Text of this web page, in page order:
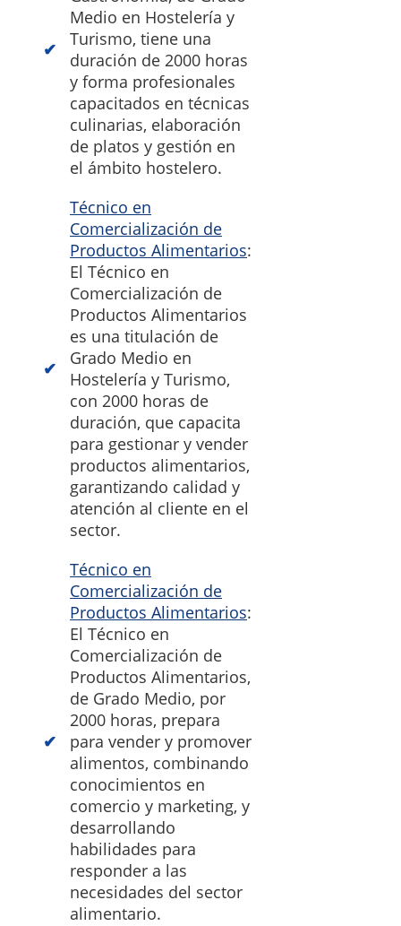
Medio en Hostelería y
Turismo, tiene una
duración de 2000 horas
y forma profesionales
capacitados en técnicas
culinarias, elaboración
de platos y gestión en
el ámbito hostelero.
Técnico en
Comercialización de
Productos Alimentarios:
El Técnico en
Comercialización de
Productos Alimentarios
es una titulación de
Grado Medio en
Hostelería y Turismo,
con 2000 horas de
duración, que capacita
para gestionar y vender
productos alimentarios,
garantizando calidad y
atención al cliente en el
sector.
Técnico en
Comercialización de
Productos Alimentarios:
El Técnico en
Comercialización de
Productos Alimentarios,
de Grado Medio, por
2000 horas, prepara
para vender y promover
alimentos, combinando
conocimientos en
comercio y marketing, y
desarrollando
habilidades para
responder a las
necesidades del sector
alimentario.